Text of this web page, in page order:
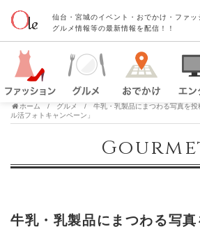
仙台・宮城のイベント・おでかけ・ファッ
グルメ情報等の最新情報を配信！！
ホーム グルメ
牛乳・乳製品にまつわる写真を
ル活フォトキャンペーン」
牛乳・乳製品にまつわる写